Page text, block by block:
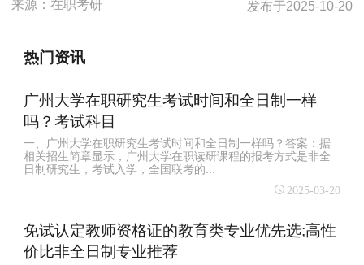
来源：在职考研 发布于2025-10-20
热门资讯
广州大学在职研究生考试时间和全日制一样
吗？考试科目
一、广州大学在职研究生考试时间和全日制一样吗？答案：据
相关招生简章显示，广州大学在职读研课程的报考方式是非全
日制研究生，考试入学，全国联考的...
2025-03-20
免试认定教师资格证的教育类专业优先选;高性
价比非全日制专业推荐